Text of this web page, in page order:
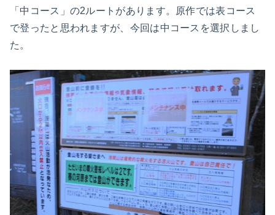
「中コース」の2ルートがあります。原作では表コース
で登ったと思われますが、今回は中コースを選択しまし
た。